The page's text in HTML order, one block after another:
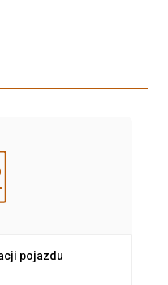
pojazdu